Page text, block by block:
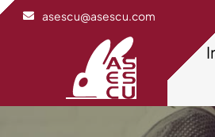
Saltar
asescu@asescu.com